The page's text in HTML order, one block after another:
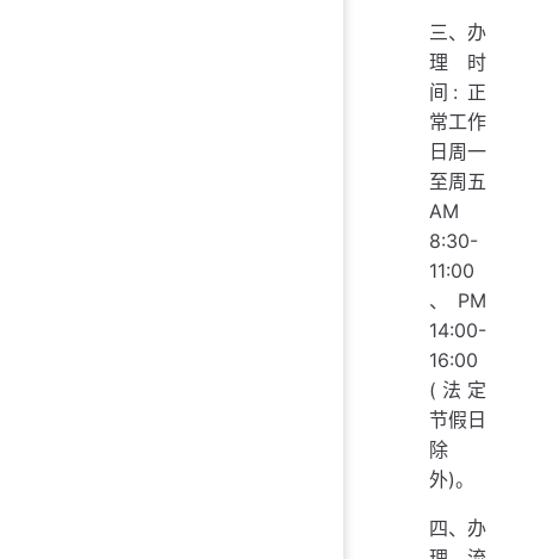
三、办
理时
间: 正
常工作
日周一
至周五
AM
8:30-
11:00
、PM
14:00-
16:00
(法定
节假日
除
外)。
四、办